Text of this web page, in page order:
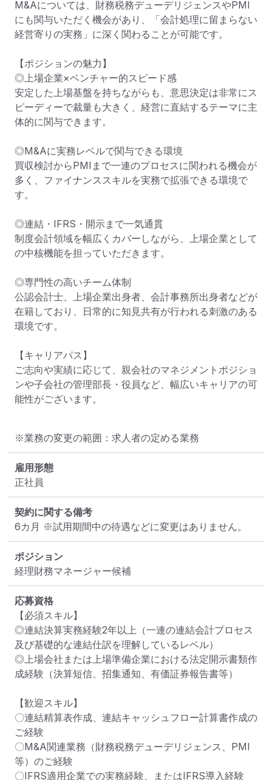
M&Aについては、財務税務デューデリジェンスやPMI
にも関与いただく機会があり、「会計処理に留まらない
経営寄りの実務」に深く関わることが可能です。
【ポジションの魅力】
◎上場企業×ベンチャー的スピード感
安定した上場基盤を持ちながらも、意思決定は非常にス
ピーディーで裁量も大きく、経営に直結するテーマに主
体的に関与できます。
◎M&Aに実務レベルで関与できる環境
買収検討からPMIまで一連のプロセスに関われる機会が
多く、ファイナンススキルを実務で拡張できる環境で
す。
◎連結・IFRS・開示まで一気通貫
制度会計領域を幅広くカバーしながら、上場企業として
の中核機能を担っていただきます。
◎専門性の高いチーム体制
公認会計士、上場企業出身者、会計事務所出身者などが
在籍しており、日常的に知見共有が行われる刺激のある
環境です。
【キャリアパス】
ご志向や実績に応じて、親会社のマネジメントポジショ
ンや子会社の管理部長・役員など、幅広いキャリアの可
能性がございます。
※業務の変更の範囲：求人者の定める業務
雇用形態
正社員
契約に関する備考
6カ月 ※試用期間中の待遇などに変更はありません。
ポジション
経理財務マネージャー候補
応募資格
【必須スキル】
◎連結決算実務経験2年以上（一連の連結会計プロセス
及び基礎的な連結仕訳を理解しているレベル）
◎上場会社または上場準備企業における法定開示書類作
成経験（決算短信、招集通知、有価証券報告書等）
【歓迎スキル】
〇連結精算表作成、連結キャッシュフロー計算書作成の
ご経験
〇M&A関連業務（財務税務デューデリジェンス、PMI
等）のご経験
〇IFRS適用企業での実務経験、またはIFRS導入経験